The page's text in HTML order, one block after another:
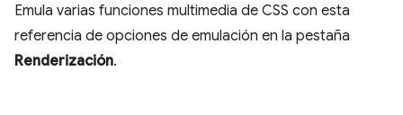
Emula varias funciones multimedia de CSS con esta
referencia de opciones de emulación en la pestaña
Renderización.